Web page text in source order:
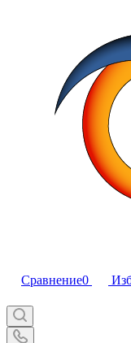
Сравнение0